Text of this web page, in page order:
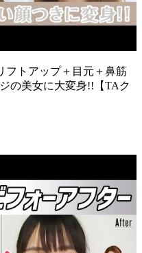
フトアップ＋目元＋鼻筋
の美女に大変身!!【TAク